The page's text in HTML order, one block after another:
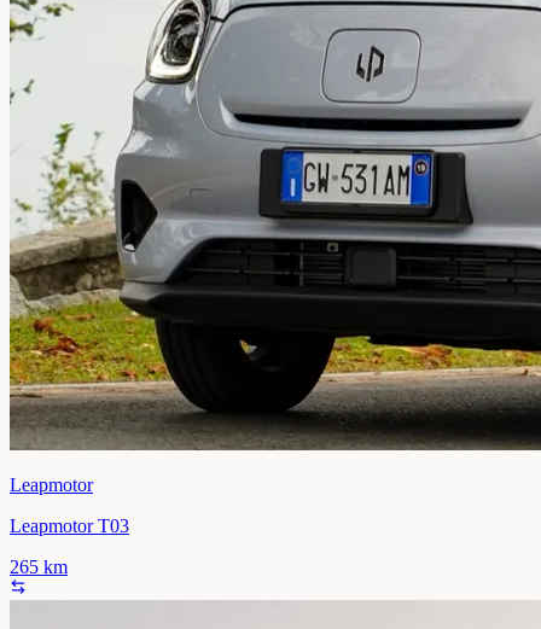
Leapmotor
Leapmotor T03
265 km